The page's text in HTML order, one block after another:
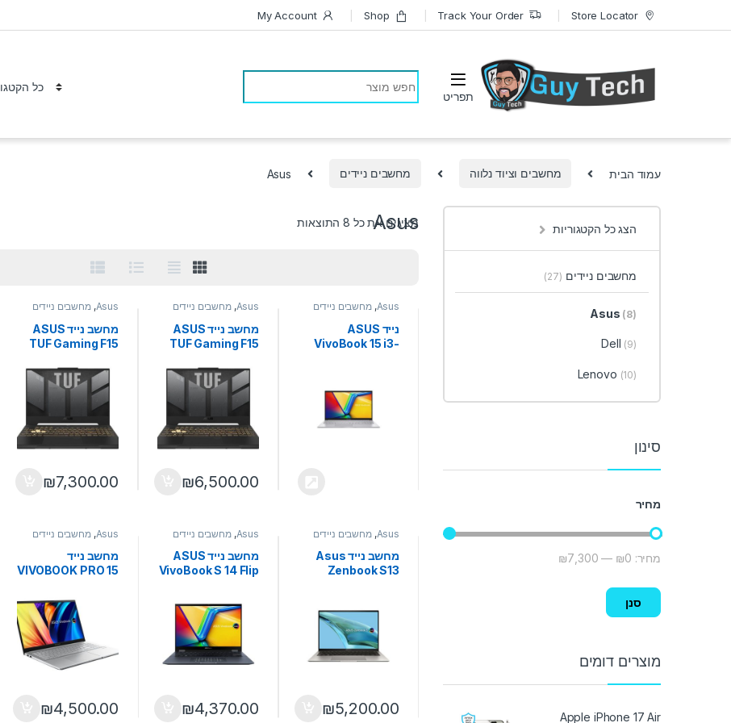
Skip to navigation
Store Locator
Track Your Order
Shop
My Account
Search for:
עמוד הבית מחשבים וציוד נלווה מחשבים ניידים Asus
Asus
מציגים את כל ⁦8⁩ התוצאות ממוין לפי הפריט העדכני ביותר
Asus
,מחשבים ניידים
נייד ASUS
VivoBook 15 i3-
Asus
,מחשבים ניידים
מחשב נייד ASUS
TUF Gaming F15
2TB NVME
RTX4060 15.6
WQHD
₪6,500.00
Asus
,מחשבים ניידים
מחשב נייד ASUS
TUF Gaming F15
DDR5 1TB NVME
4060 15.6
₪7,300.00
Asus
,מחשבים ניידים
מחשב נייד Asus
Zenbook S13
13.3 2.8K OLED
₪5,200.00
Asus
,מחשבים ניידים
מחשב נייד ASUS
VivoBook S 14 Flip
FHD DOS
₪4,370.00
Asus
,מחשבים ניידים
מחשב נייד
VIVOBOOK PRO 15
16GB DDR5 1TB
RTX3050TI DOS
₪4,500.00
הצג כל הקטגוריות
מחשבים ניידים (27)
Asus (8)
Dell (9)
Lenovo (10)
סינון
מחיר
מחיר מינימלי
מחיר מקסימלי
סנן
מחיר: ₪0
—
₪7,300
מוצרים דומים
Apple iPhone 17 Air